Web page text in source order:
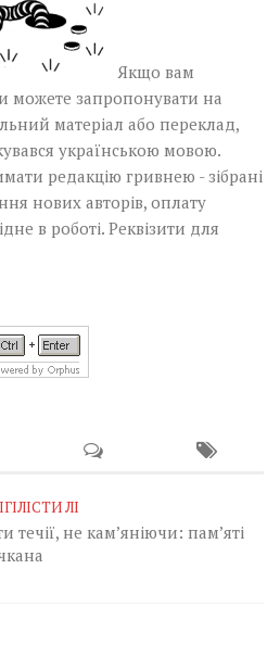
Якщо вам
можете запропонувати на
матеріал або переклад,
українською мовою.
редакцію гривнею - зібрані
нових авторів, оплату
в роботі. Реквізити для
ЛІ
течії, не кам’яніючи: пам’яті